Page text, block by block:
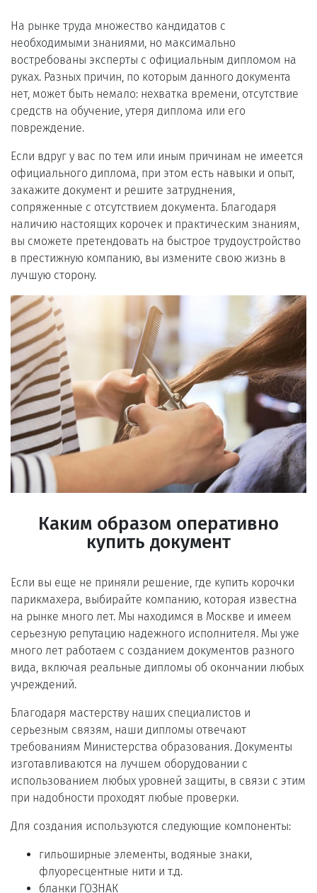
На рынке труда множество кандидатов с
необходимыми знаниями, но максимально
востребованы эксперты с официальным дипломом на
руках. Разных причин, по которым данного документа
нет, может быть немало: нехватка времени, отсутствие
средств на обучение, утеря диплома или его
повреждение.
Если вдруг у вас по тем или иным причинам не имеется
официального диплома, при этом есть навыки и опыт,
закажите документ и решите затруднения,
сопряженные с отсутствием документа. Благодаря
наличию настоящих корочек и практическим знаниям,
вы сможете претендовать на быстрое трудоустройство
в престижную компанию, вы измените свою жизнь в
лучшую сторону.
Каким образом оперативно
купить документ
Если вы еще не приняли решение, где купить корочки
парикмахера, выбирайте компанию, которая известна
на рынке много лет. Мы находимся в Москве и имеем
серьезную репутацию надежного исполнителя. Мы уже
много лет работаем с созданием документов разного
вида, включая реальные дипломы об окончании любых
учреждений.
Благодаря мастерству наших специалистов и
серьезным связям, наши дипломы отвечают
требованиям Министерства образования. Документы
изготавливаются на лучшем оборудовании с
использованием любых уровней защиты, в связи с этим
при надобности проходят любые проверки.
Для создания используются следующие компоненты:
гильоширные элементы, водяные знаки,
флуоресцентные нити и т.д.
бланки ГОЗНАК